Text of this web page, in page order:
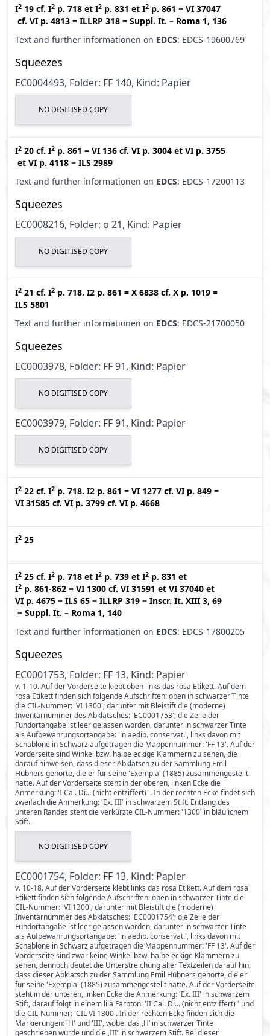
I2 19 cf. I2 p. 718 et I2 p. 831 et I2 p. 861 = VI 37047
cf. VI p. 4813 = ILLRP 318 = Suppl. It. – Roma 1, 136
Text and further informationen on EDCS: EDCS-19600769
Squeezes
EC0004493, Folder: FF 140, Kind: Papier
NO DIGITISED COPY
I2 20 cf. I2 p. 861 = VI 136 cf. VI p. 3004 et VI p. 3755
et VI p. 4118 = ILS 2989
Text and further informationen on EDCS: EDCS-17200113
Squeezes
EC0008216, Folder: o 21, Kind: Papier
NO DIGITISED COPY
I2 21 cf. I2 p. 718. I2 p. 861 = X 6838 cf. X p. 1019 =
ILS 5801
Text and further informationen on EDCS: EDCS-21700050
Squeezes
EC0003978, Folder: FF 91, Kind: Papier
NO DIGITISED COPY
EC0003979, Folder: FF 91, Kind: Papier
NO DIGITISED COPY
I2 22 cf. I2 p. 718. I2 p. 861 = VI 1277 cf. VI p. 849 =
VI 31585 cf. VI p. 3799 cf. VI p. 4668
I2 25
I2 25 cf. I2 p. 718 et I2 p. 739 et I2 p. 831 et
I2 p. 861-862 = VI 1300 cf. VI 31591 et VI 37040 et
VI p. 4675 = ILS 65 = ILLRP 319 = Inscr. It. XIII 3, 69
= Suppl. It. – Roma 1, 140
Text and further informationen on EDCS: EDCS-17800205
Squeezes
EC0001753, Folder: FF 13, Kind: Papier
v. 1-10. Auf der Vorderseite klebt oben links das rosa Etikett. Auf dem
rosa Etikett finden sich folgende Aufschriften: oben in schwarzer Tinte
die CIL-Nummer: 'VI 1300'; darunter mit Bleistift die (moderne)
Inventarnummer des Abklatsches: 'EC0001753'; die Zeile der
Fundortangabe ist leer gelassen worden, darunter in schwarzer Tinte
als Aufbewahrungsortangabe: 'in aedib. conservat.', links davon mit
Schablone in Schwarz aufgetragen die Mappennummer: 'FF 13'. Auf der
Vorderseite sind Winkel bzw. halbe eckige Klammern zu sehen, die
darauf hinweisen, dass dieser Abklatsch zu der Sammlung Emil
Hübners gehörte, die er für seine 'Exempla' (1885) zusammengestellt
hatte. Auf der Vorderseite steht in der oberen, linken Ecke die
Anmerkung: 'I Cal. Di... (nicht entziffert) '. In der rechten Ecke findet sich
zweifach die Anmerkung: 'Ex. III' in schwarzem Stift. Entlang des
unteren Randes steht die verkürzte CIL-Nummer: '1300' in bläulichem
Stift.
NO DIGITISED COPY
EC0001754, Folder: FF 13, Kind: Papier
v. 10-18. Auf der Vorderseite klebt links das rosa Etikett. Auf dem rosa
Etikett finden sich folgende Aufschriften: oben in schwarzer Tinte die
CIL-Nummer: 'VI 1300'; darunter mit Bleistift die (moderne)
Inventarnummer des Abklatsches: 'EC0001754'; die Zeile der
Fundortangabe ist leer gelassen worden, darunter in schwarzer Tinte
als Aufbewahrungsortangabe: 'in aedib. conservat.', links davon mit
Schablone in Schwarz aufgetragen die Mappennummer: 'FF 13'. Auf der
Vorderseite sind zwar keine Winkel bzw. halbe eckige Klammern zu
sehen, dennoch deutet die Unterstreichung aller Textzeilen darauf hin,
dass dieser Abklatsch zu der Sammlung Emil Hübners gehörte, die er
für seine 'Exempla' (1885) zusammengestellt hatte. Auf der Vorderseite
steht in der unteren, linken Ecke die Anmerkung: 'Ex. III' in schwarzem
Stift, darauf folgt in einem lila Farbton: 'II Cal. Di... (nicht entziffert) ' und
die CIL-Nummer: 'CIL VI 1300'. In der rechten Ecke finden sich die
Markierungen: 'H' und 'III', wobei das ,H’ in schwarzer Tinte
geschrieben wurde und die ,III’ in schwarzem Stift. Bei dieser